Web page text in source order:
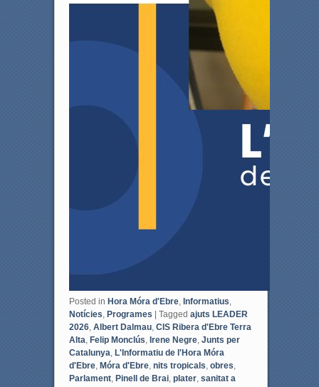
Posted in Hora Móra d'Ebre, Informatius
Notícies Programes | Tagged ajuts LEADER
2026, Albert Dalmau, CIS Ribera d'Ebre Terra
Alta Felip Monclús Irene Negre, Junts per
Catalunya L'Informatiu de l'Hora Móra
d'Ebre, Móra d'Ebre, nits tropicals obres
Parlament, Pinell de Brai, plater, sanitat a